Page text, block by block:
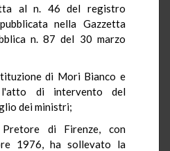
al n. 46 del registro
nella Gazzetta
n. 87 del 30 marzo
di Mori Bianco e
l'atto di intervento del
dei ministri;
di Firenze, con
1976, ha sollevato la